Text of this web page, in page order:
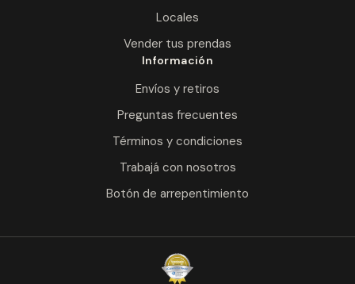
Locales
Vender tus prendas
Información
Envíos y retiros
Preguntas frecuentes
Términos y condiciones
Trabajá con nosotros
Botón de arrepentimiento